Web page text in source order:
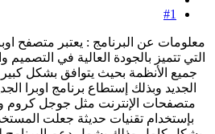
#1
معلومات عن البرنامج : يعتبر متصفح
التي تتميز بالجودة العالية في التصميم
جميع الأنظمة بحيث يتوافق بشكل
الجديد وبذلك إستطاع برنامج اوبرا
متصفحات الإنترنت مثل جوجل كروم
بإستخدام تقنيات حديثة جعلت